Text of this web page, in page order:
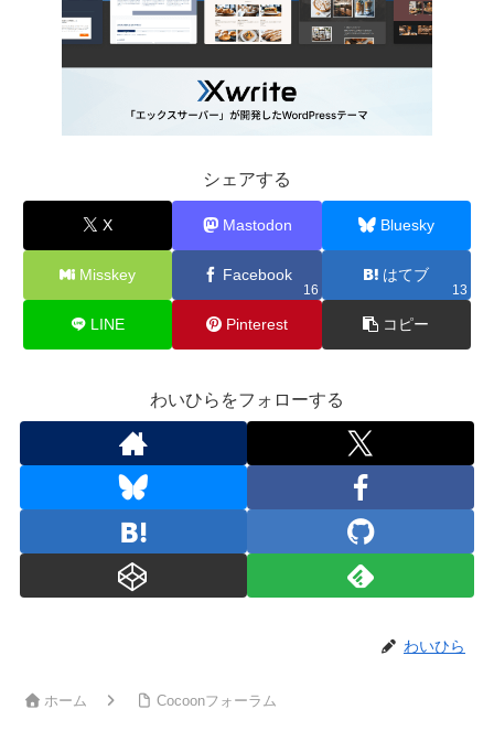
シェアする
X Mastodon Bluesky
Misskey Facebook
16
はてブ
13
LINE Pinterest コピー
わいひらをフォローする
わいひら
ホーム Cocoonフォーラム